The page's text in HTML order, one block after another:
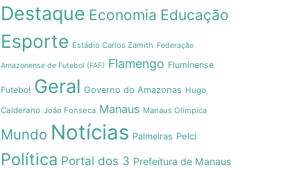
Destaque Economia Educação
Esporte Estádio Carlos Zamith Federação
Amazonense de Futebol (FAF) Flamengo Fluminense
Futebol Geral Governo do Amazonas Hugo
Calderano João Fonseca Manaus Manaus Olímpica
Mundo Notícias Palmeiras Pelci
Política Portal dos 3 Prefeitura de Manaus